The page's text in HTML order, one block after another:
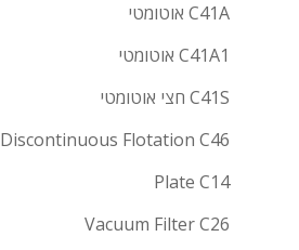
C41A אוטומטי
C41A1 אוטומטי
C41S חצי אוטומטי
Discontinuous Flotation C46
Plate C14
Vacuum Filter C26